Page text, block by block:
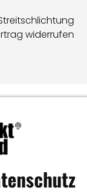
widerrufen